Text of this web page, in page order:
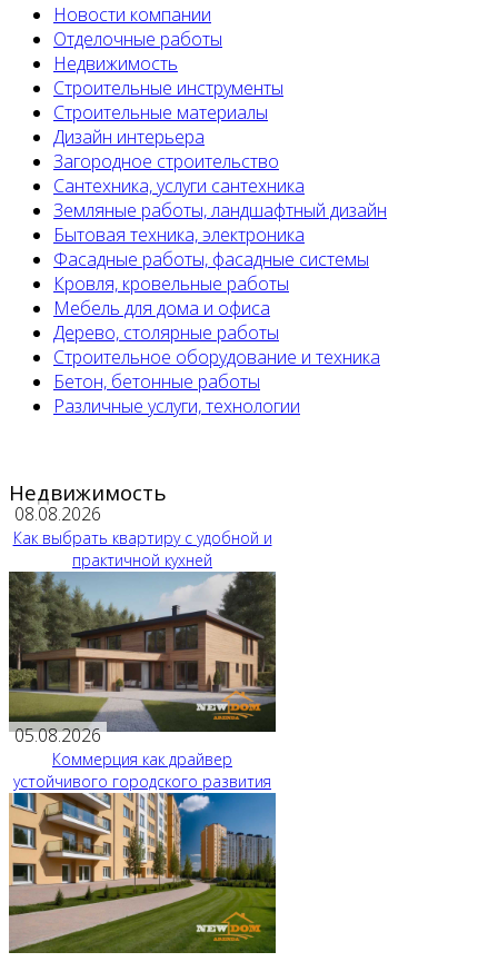
Новости компании
Отделочные работы
Недвижимость
Строительные инструменты
Строительные материалы
Дизайн интерьера
Загородное строительство
Сантехника, услуги сантехника
Земляные работы, ландшафтный дизайн
Бытовая техника, электроника
Фасадные работы, фасадные системы
Кровля, кровельные работы
Мебель для дома и офиса
Дерево, столярные работы
Строительное оборудование и техника
Бетон, бетонные работы
Различные услуги, технологии
Недвижимость
08.08.2026
Как выбрать квартиру с удобной и
практичной кухней
05.08.2026
Коммерция как драйвер
устойчивого городского развития